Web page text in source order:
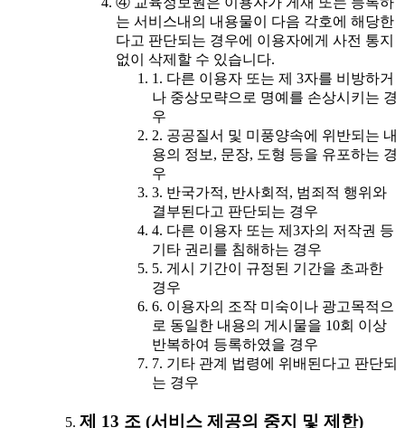
는 서비스내의 내용물이 다음 각호에 해당한
다고 판단되는 경우에 이용자에게 사전 통지
없이 삭제할 수 있습니다.
1. 다른 이용자 또는 제 3자를 비방하거
나 중상모략으로 명예를 손상시키는 경
우
2. 공공질서 및 미풍양속에 위반되는 내
용의 정보, 문장, 도형 등을 유포하는 경
우
3. 반국가적, 반사회적, 범죄적 행위와
결부된다고 판단되는 경우
4. 다른 이용자 또는 제3자의 저작권 등
기타 권리를 침해하는 경우
5. 게시 기간이 규정된 기간을 초과한
경우
6. 이용자의 조작 미숙이나 광고목적으
로 동일한 내용의 게시물을 10회 이상
반복하여 등록하였을 경우
7. 기타 관계 법령에 위배된다고 판단되
는 경우
제 13 조 (서비스 제공의 중지 및 제한)